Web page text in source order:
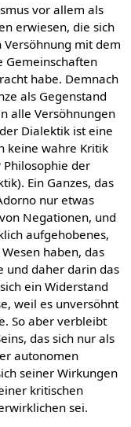
vor allem als
erwiesen, die sich
mit dem
Gemeinschaften
habe. Demnach
als Gegenstand
alle Versöhnungen
Dialektik ist eine
keine wahre Kritik
der
Ein Ganzes, das
nur etwas
Negationen, und
aufgehobenes,
haben, das
und daher darin das
ein Widerstand
weil es unversöhnt
So aber verbleibt
das sich nur als
autonomen
seiner Wirkungen
kritischen
sei.